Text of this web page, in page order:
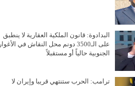
البدادوة: قانون الملكية العقارية لا ينطبق
على الـ3500 دونم محل النقاش في الأغوار
الجنوبية حالياً أو مستقبلاً
ترامب: الحرب ستنتهي قريبا وإيران لا